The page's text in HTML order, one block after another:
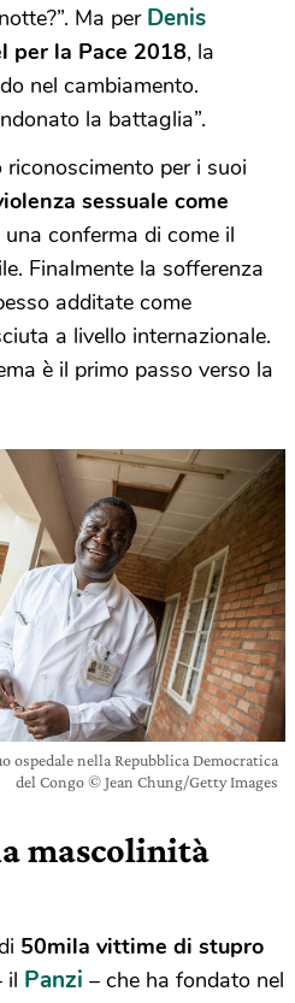
Ma per Denis
per la Pace 2018, la
nel cambiamento.
la battaglia”.
riconoscimento per i suoi
sessuale come
una conferma di come il
Finalmente la sofferenza
additate come
a livello internazionale.
è il primo passo verso la
ospedale nella Repubblica Democratica
del Congo © Jean Chung/Getty Images
mascolinità
50mila vittime di stupro
il Panzi – che ha fondato nel